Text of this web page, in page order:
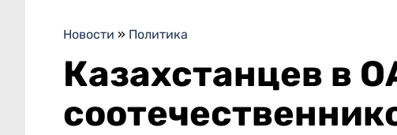
Новости » Политика
Казахстанцев в